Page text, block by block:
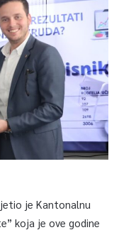
je Kantonalnu
koja je ove godine